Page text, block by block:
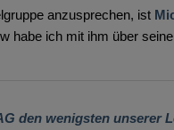
anzusprechen, ist
habe ich mit ihm über
den wenigsten unserer